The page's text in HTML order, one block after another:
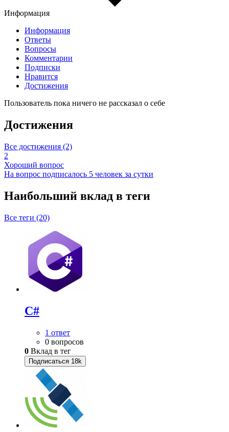
Информация
Информация
Ответы
Вопросы
Комментарии
Подписки
Нравится
Достижения
Пользователь пока ничего не рассказал о себе
Достижения
Все достижения (2)
2
Хороший вопрос
На вопрос подписалось 5 человек за сутки
Наибольший вклад в теги
Все теги (20)
C#
1 ответ
0 вопросов
0 Вклад в тег
Подписаться 18k